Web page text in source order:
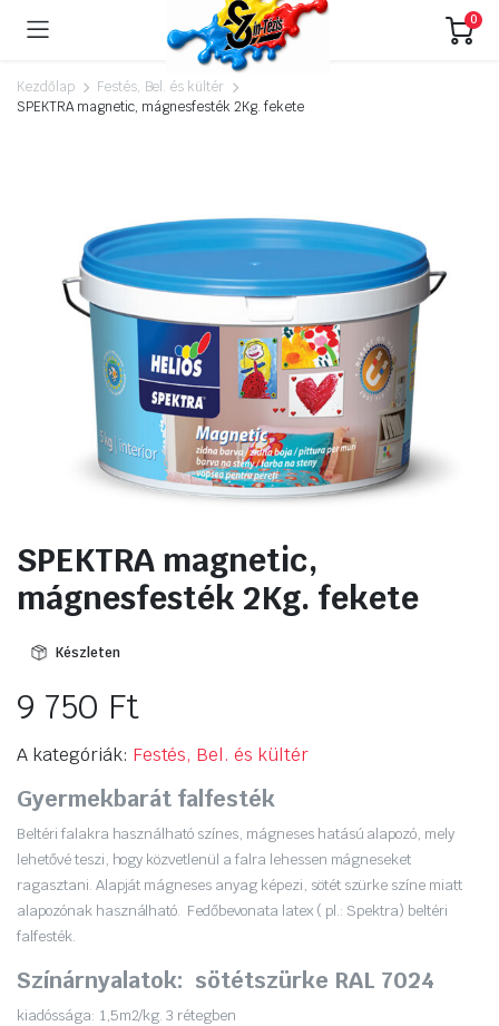
0
Kezdőlap
Festés, Bel. és kültér
SPEKTRA magnetic, mágnesfesték 2Kg. fekete
SPEKTRA magnetic,
mágnesfesték 2Kg. fekete
Készleten
9 750 Ft
A kategóriák: Festés, Bel. és kültér
Gyermekbarát falfesték
Beltéri falakra használható színes, mágneses hatású alapozó, mely
lehetővé teszi, hogy közvetlenül a falra lehessen mágneseket
ragasztani. Alapját mágneses anyag képezi, sötét szürke színe miatt
alapozónak használható. Fedőbevonata latex ( pl.: Spektra) beltéri
falfesték.
Színárnyalatok: sötétszürke RAL 7024
kiadóssága: 1,5m2/kg. 3 rétegben